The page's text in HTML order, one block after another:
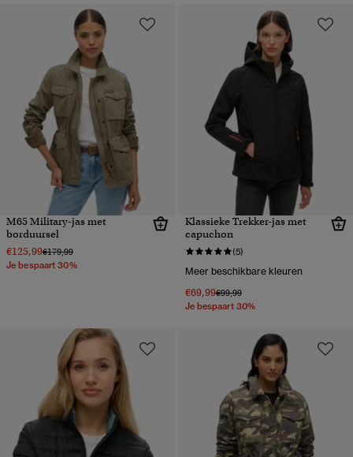
M65 Military-jas met
borduursel
€125,99Prijs verlaagd van
€179,99naar
Je bespaart 30%
Klassieke Trekker-jas met
capuchon
(5)
Meer beschikbare kleuren
€69,99Prijs verlaagd van
€99,99naar
Je bespaart 30%